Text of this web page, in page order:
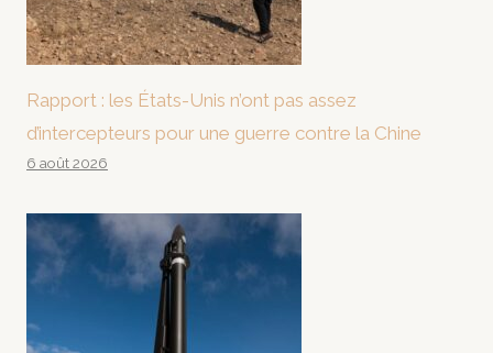
Rapport : les États-Unis n’ont pas assez
d’intercepteurs pour une guerre contre la Chine
6 août 2026